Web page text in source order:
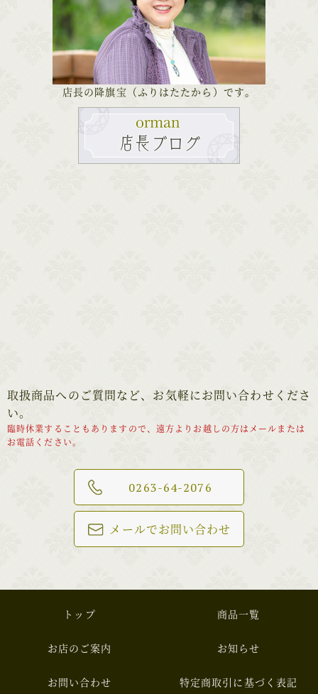
店長の降旗宝（ふりはたたから）です。
取扱商品へのご質問など、お気軽にお問い合わせくださ
い。
臨時休業することもありますので、遠方よりお越しの方はメールまたは
お電話ください。
0263-64-2076
メールでお問い合わせ
トップ 商品一覧
お店のご案内 お知らせ
お問い合わせ 特定商取引に基づく表記